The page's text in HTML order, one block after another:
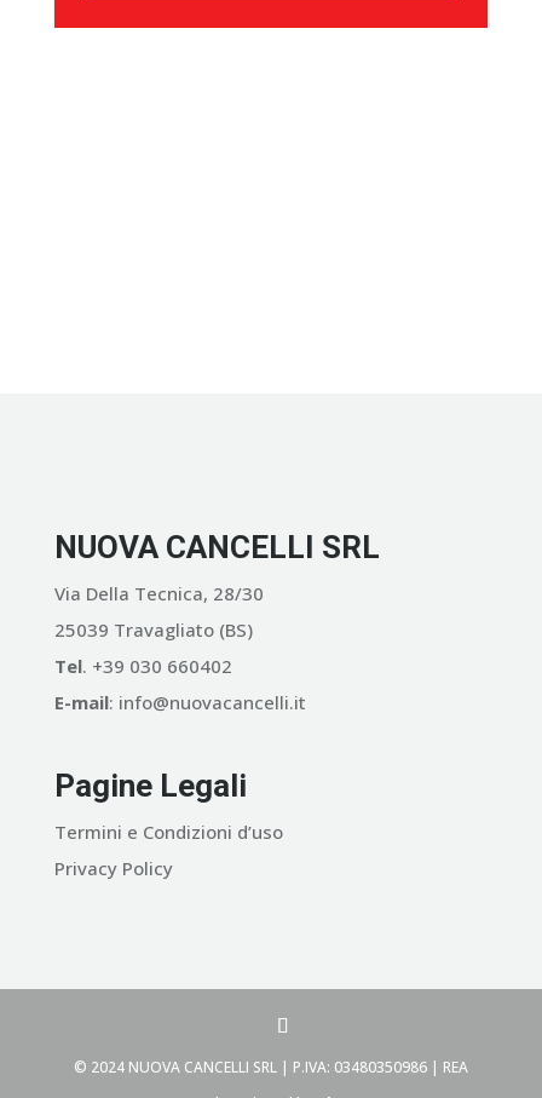
NUOVA CANCELLI SRL
Via Della Tecnica, 28/30
25039 Travagliato (BS)
Tel. +39 030 660402
E-mail: info@nuovacancelli.it
Pagine Legali
Termini e Condizioni d’uso
Privacy Policy
© 2024 NUOVA CANCELLI SRL | P.IVA: 03480350986 | REA